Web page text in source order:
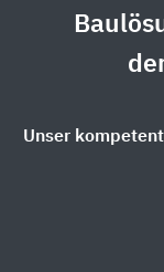
Unser